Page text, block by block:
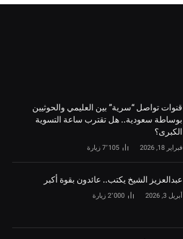
قنوات تواصل “سرية” بين العليمي والحوثيين
بوساطة سعودية.. هل تقترب ساعة التسوية
الكبرى؟
فبراير 18, 2026 7٬105 زيارة
‏عبدالعزيز الشيخ يكتب.. عائدون بقوة أكبر
أبريل 3, 2026 2٬000 زيارة